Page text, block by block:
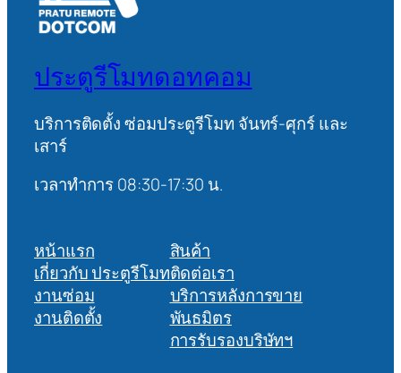
ประตูรีโมทดอทคอม
บริการติดตั้ง ซ่อมประตูรีโมท จันทร์-ศุกร์ และ
เสาร์
เวลาทำการ 08:30-17:30 น.
หน้าแรก
เกี่ยวกับ ประตูรีโมท
งานซ่อม
งานติดตั้ง
สินค้า
ติดต่อเรา
บริการหลังการขาย
พันธมิตร
การรับรองบริษัทฯ